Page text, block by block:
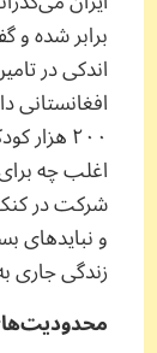
برابر شده
اندکی در
۲۰۰
اغلب چه
شرکت در
و نبایدهای
زندگی جاری